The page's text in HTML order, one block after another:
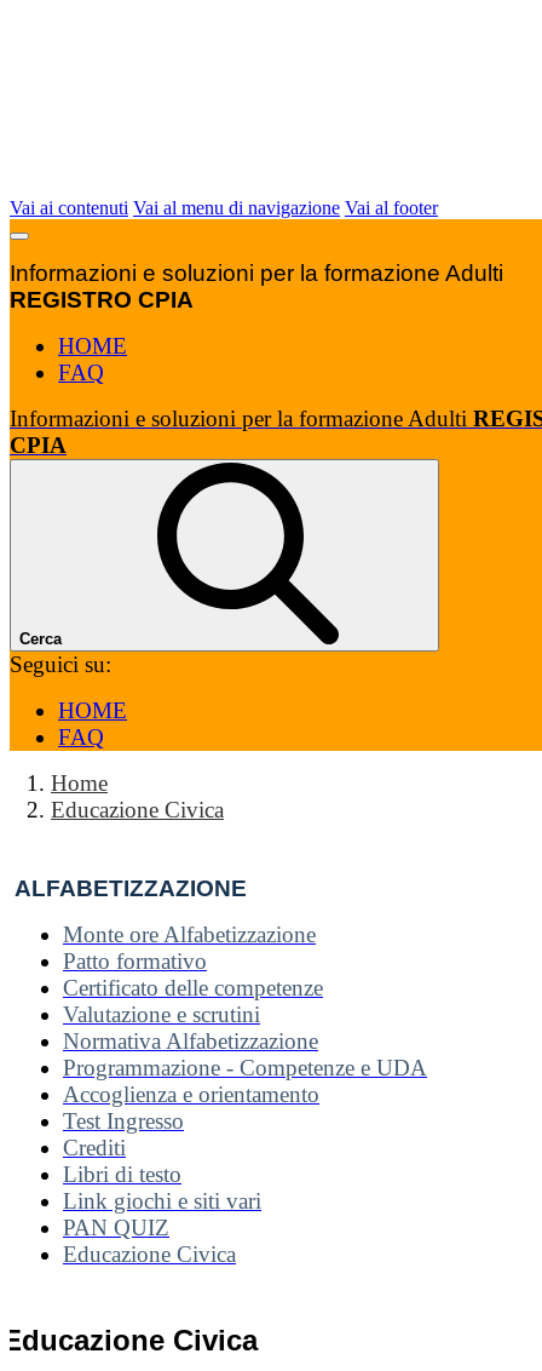
Vai ai contenuti Vai al menu di navigazione Vai al footer
Informazioni e soluzioni per la formazione Adulti
REGISTRO CPIA
HOME
FAQ
Informazioni e soluzioni per la formazione Adulti
CPIA
Cerca
Seguici su:
HOME
FAQ
Home
Educazione Civica
ALFABETIZZAZIONE
Monte ore Alfabetizzazione
Patto formativo
Certificato delle competenze
Valutazione e scrutini
Normativa Alfabetizzazione
Programmazione - Competenze e UDA
Accoglienza e orientamento
Test Ingresso
Crediti
Libri di testo
Link giochi e siti vari
PAN QUIZ
Educazione Civica
Educazione Civica